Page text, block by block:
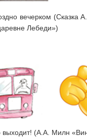
вечерком (Сказка
Лебеди»)
выходит! (А.А. Милн